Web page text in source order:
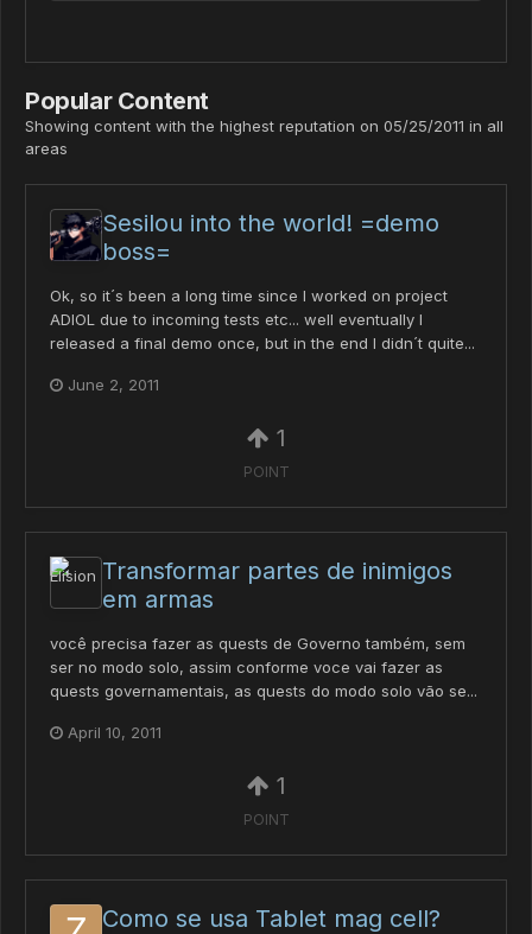
Popular Content
Showing content with the highest reputation on 05/25/2011 in all
areas
Sesilou into the world! =demo
boss=
Ok, so it´s been a long time since I worked on project
ADIOL due to incoming tests etc... well eventually I
released a final demo once, but in the end I didn´t quite...
June 2, 2011
1
POINT
Transformar partes de inimigos
em armas
você precisa fazer as quests de Governo também, sem
ser no modo solo, assim conforme voce vai fazer as
quests governamentais, as quests do modo solo vão se...
April 10, 2011
1
POINT
Como se usa Tablet mag cell?